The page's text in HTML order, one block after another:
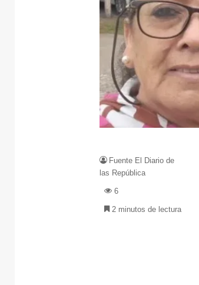
Fuente El Diario de
las República
6
2 minutos de lectura